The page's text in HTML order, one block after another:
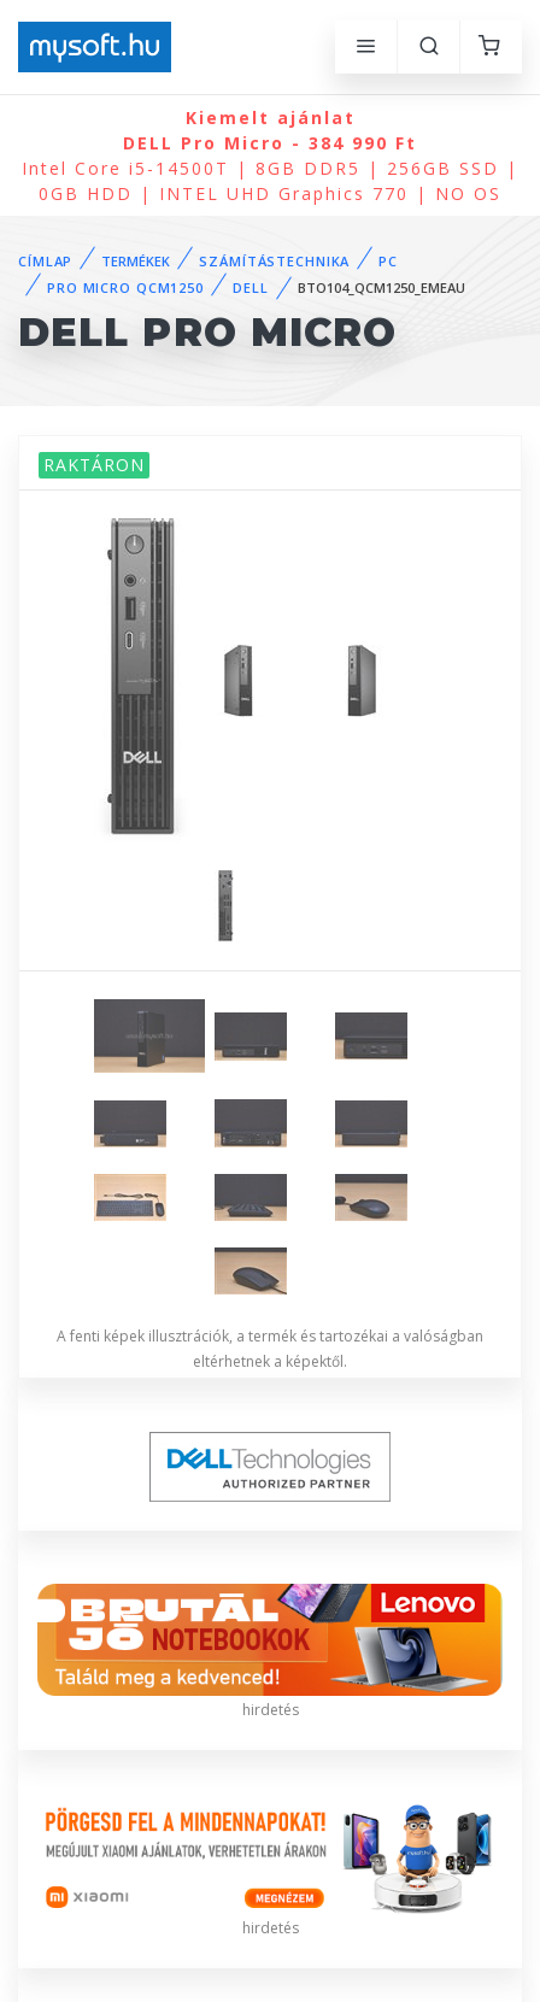
Kiemelt ajánlat
DELL Pro Micro - 384 990 Ft
Intel Core i5-14500T | 8GB DDR5 | 256GB SSD |
0GB HDD | INTEL UHD Graphics 770 | NO OS
CÍMLAP TERMÉKEK SZÁMÍTÁSTECHNIKA
PC
PRO MICRO QCM1250
DELL BTO104_QCM1250_EMEAU
DELL PRO MICRO
RAKTÁRON
A fenti képek illusztrációk, a termék és tartozékai a valóságban
eltérhetnek a képektől.
hirdetés
hirdetés